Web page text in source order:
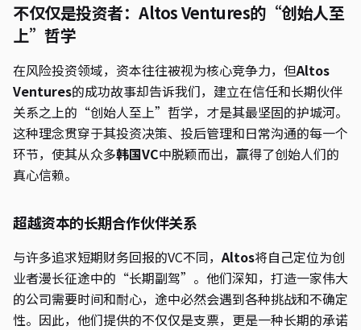
不仅仅是投资者：Altos Ventures的“创始人至
上”哲学
在风险投资领域，资本往往被视为核心竞争力，但Altos
Ventures的成功故事却告诉我们，建立在信任和长期伙伴
关系之上的“创始人至上”哲学，才是其最坚固的护城河。
这种理念贯穿于其投资决策、投后管理和日常沟通的每一个
环节，使其从众多韩国VC中脱颖而出，赢得了创始人们的
真心信赖。
超越资本的长期合作伙伴关系
与许多追求短期财务回报的VC不同，Altos将自己定位为创
业者漫长征途中的“长期副驾”。他们深知，打造一家伟大
的公司需要时间和耐心，途中必然会遇到各种挑战和不确定
性。因此，他们提供的不仅仅是支票，更是一种长期的承诺